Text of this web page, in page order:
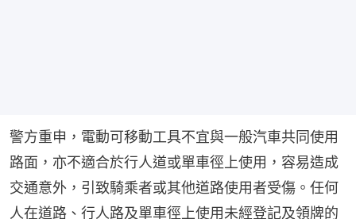
警方重申，電動可移動工具不宜與一般汽車共同使用
路面，亦不適合於行人道或單車徑上使用，容易造成
交通意外，引致騎乘者或其他道路使用者受傷。任何
人在道路、行人路及單車徑上使用未經登記及領牌的